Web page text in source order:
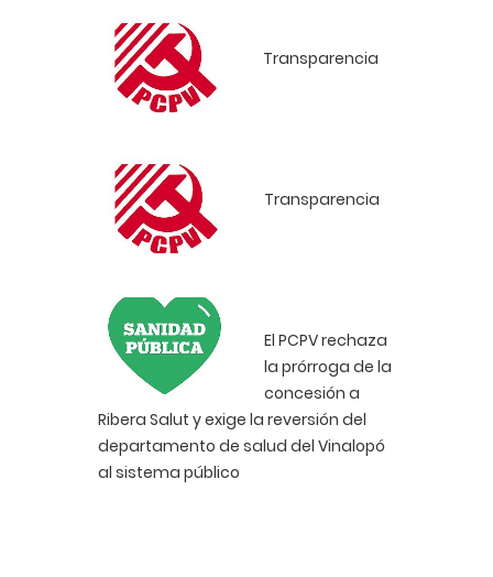
Transparencia
Transparencia
El PCPV rechaza
la prórroga de la
concesión a
Ribera Salut y exige la reversión del
departamento de salud del Vinalopó
al sistema público